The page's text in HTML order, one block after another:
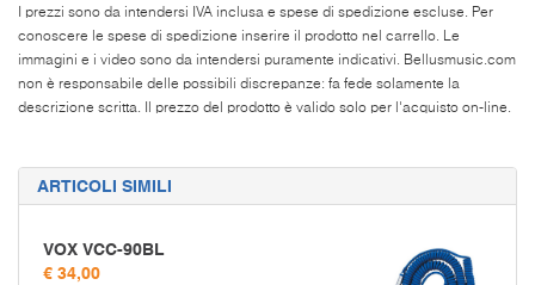
I prezzi sono da intendersi IVA inclusa e spese di spedizione escluse. Per
conoscere le spese di spedizione inserire il prodotto nel carrello. Le
immagini e i video sono da intendersi puramente indicativi. Bellusmusic.com
non è responsabile delle possibili discrepanze: fa fede solamente la
descrizione scritta. Il prezzo del prodotto è valido solo per l'acquisto on-line.
ARTICOLI SIMILI
VOX VCC-90BL
€ 34,00